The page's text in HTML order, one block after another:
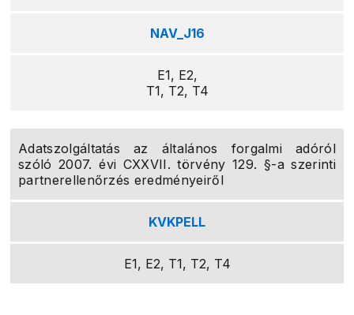
NAV_J16
E1, E2,
T1, T2, T4
Adatszolgáltatás az általános forgalmi adóról
szóló 2007. évi CXXVII. törvény 129. §-a szerinti
partnerellenőrzés eredményeiről
KVKPELL
E1, E2, T1, T2, T4